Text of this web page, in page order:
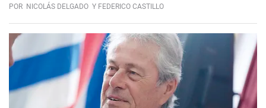
POR NICOLÁS DELGADO Y FEDERICO CASTILLO